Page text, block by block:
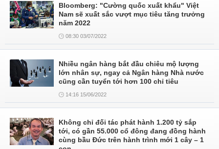
Bloomberg: "Cường quốc xuất khẩu" Việt
Nam sẽ xuất sắc vượt mục tiêu tăng trưởng
năm 2022
08:30 03/07/2022
Nhiều ngân hàng bắt đầu chiêu mộ lượng
lớn nhân sự, ngay cả Ngân hàng Nhà nước
cũng cần tuyển tới hơn 100 chỉ tiêu
14:16 15/06/2022
Không chỉ đối tác phát hành 1.200 tỷ sắp
tới, có gần 55.000 cổ đông đang đồng hành
cùng bầu Đức trên hành trình mới 1 cây – 1